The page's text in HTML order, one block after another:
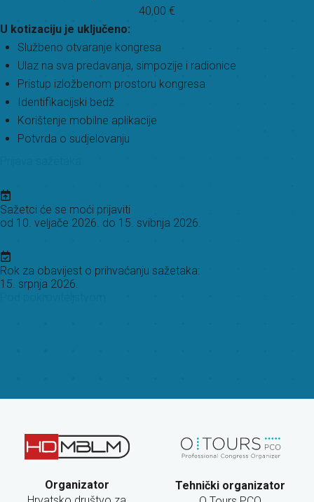
40,00 €
U kotizaciju je uključeno:
Službeno otvaranje kongresa
Ulaz na sva predavanja, simpozije i radionice
Pristup izložbenom prostoru kongresa
Identifikacijski bedž
Korištenje mobilne aplikacije
Potvrda o sudjelovanju
Sažetci će se moći prijaviti
od 10. veljače 2026. do 15. svibnja 2026.
Rok za obavijest o prihvaćanju sažetaka:
15. srpnja 2026.
Organizator
Tehnički organizator